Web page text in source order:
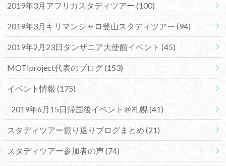
2019年3月アフリカスタディツアー (100)
2019年3月キリマンジャロ登山スタディツアー (94)
2019年2月23日タンザニア大使館イベント (45)
MOTIproject代表のブログ(153)
イベント情報 (175)
2019年6月15日帰国後イベント＠札幌(41)
スタディツアー振り返りブログまとめ (21)
スタディツアー参加者の声(74)